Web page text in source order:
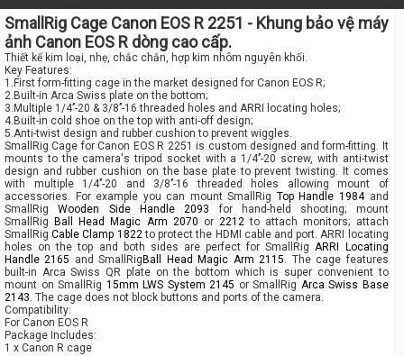
SmallRig Cage Canon EOS R 2251 - Khung bảo vệ máy
ảnh Canon EOS R dòng cao cấp.
Thiết kế kim loại, nhẹ, chắc chắn, hợp kim nhôm nguyên khối.
Key Features:
1.First form-fitting cage in the market designed for Canon EOS R;
2.Built-in Arca Swiss plate on the bottom;
3.Multiple 1/4’’-20 & 3/8’’-16 threaded holes and ARRI locating holes;
4.Built-in cold shoe on the top with anti-off design;
5.Anti-twist design and rubber cushion to prevent wiggles.
SmallRig Cage for Canon EOS R 2251 is custom designed and form-fitting. It
mounts to the camera's tripod socket with a 1/4’’-20 screw, with anti-twist
design and rubber cushion on the base plate to prevent twisting. It comes
with multiple 1/4’’-20 and 3/8’’-16 threaded holes allowing mount of
accessories. For example you can mount SmallRig Top Handle 1984and
SmallRigWooden Side Handle 2093 for hand-held shooting; mount
SmallRigBall Head Magic Arm 2070 or 2212 to attach monitors; attach
SmallRigCable Clamp 1822 to protect the HDMI cable and port. ARRI locating
holes on the top and both sides are perfect for SmallRig ARRI Locating
Handle 2165 and SmallRigBall Head Magic Arm 2115 . The cage features
built-in Arca Swiss QR plate on the bottom which is super convenient to
mount on SmallRig 15mm LWS System 2145 or SmallRig Arca Swiss Base
2143 . The cage does not block buttons and ports of the camera.
Compatibility:
For Canon EOS R
Package Includes:
1 x Canon R cage